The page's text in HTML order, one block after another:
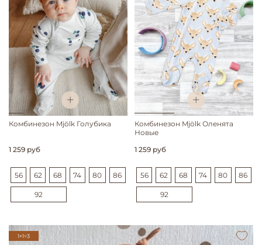
Комбинезон Mjölk Голубика
1 259 руб
56 62 68 74 80 86
92
Комбинезон Mjölk Оленята
Новые
1 259 руб
56 62 68 74 80 86
92
1+1=3